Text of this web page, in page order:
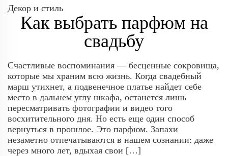
Декор и стиль
Как выбрать парфюм на
свадьбу
Счастливые воспоминания — бесценные сокровища,
которые мы храним всю жизнь. Когда свадебный
марш утихнет, а подвенечное платье найдет себе
место в дальнем углу шкафа, останется лишь
пересматривать фотографии и видео того
восхитительного дня. Но есть еще один способ
вернуться в прошлое. Это парфюм. Запахи
незаметно отпечатываются в нашем сознании: даже
через много лет, вдыхая свои […]